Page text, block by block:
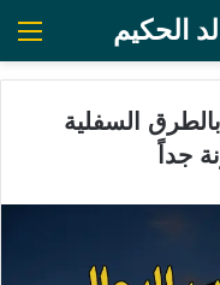
الحكيم
السفلية
جداً